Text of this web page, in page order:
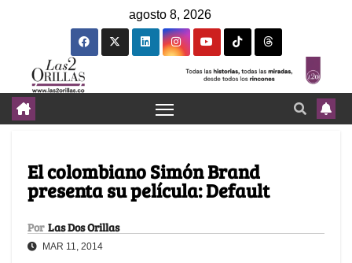
agosto 8, 2026
El colombiano Simón Brand
presenta su película: Default
Por Las Dos Orillas
MAR 11, 2014